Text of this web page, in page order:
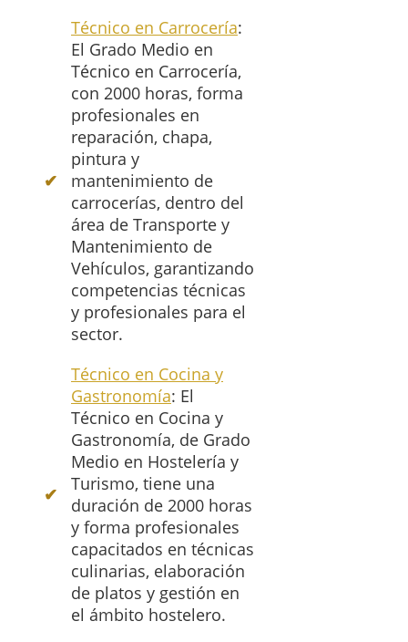
Técnico en Carrocería:
El Grado Medio en
Técnico en Carrocería,
con 2000 horas, forma
profesionales en
reparación, chapa,
pintura y
mantenimiento de
carrocerías, dentro del
área de Transporte y
Mantenimiento de
Vehículos, garantizando
competencias técnicas
y profesionales para el
sector.
Técnico en Cocina y
Gastronomía: El
Técnico en Cocina y
Gastronomía, de Grado
Medio en Hostelería y
Turismo, tiene una
duración de 2000 horas
y forma profesionales
capacitados en técnicas
culinarias, elaboración
de platos y gestión en
el ámbito hostelero.